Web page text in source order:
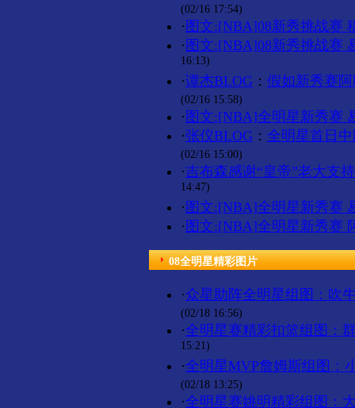
(02/16 17:54)
· 图文:[NBA]08新秀挑战赛
· 图文:[NBA]08新秀挑战赛
16:13)
·谭杰BLOG ： 假如新秀赛
(02/16 15:58)
· 图文:[NBA]全明星新秀赛
·张仪BLOG ： 全明星首日
(02/16 15:00)
·吉布森感谢“皇帝”老大支
14:47)
· 图文:[NBA]全明星新秀赛
· 图文:[NBA]全明星新秀赛
08全明星精彩图片
·众星助阵全明星组图：吹
(02/18 16:56)
·全明星赛精彩扣篮组图：
15:21)
·全明星MVP詹姆斯组图：
(02/18 13:25)
·全明星赛姚明精彩组图：